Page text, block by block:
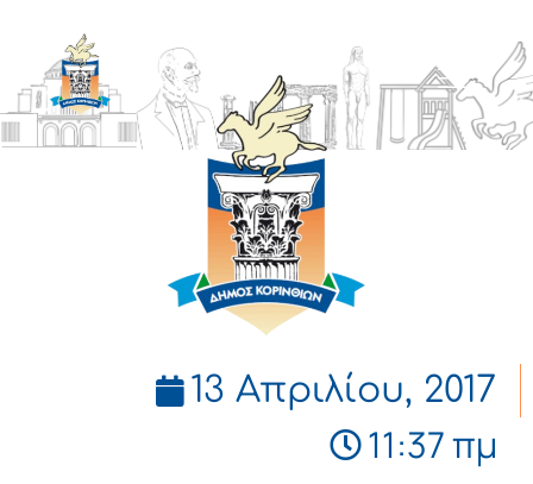
ΔΗΜΟΣ
ΚΟΡΙΝΘΙΩΝ
13 Απριλίου, 2017
11:37 πμ